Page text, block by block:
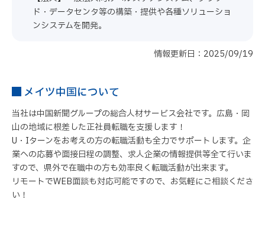
ド・データセンタ等の構築・提供や各種ソリューショ
ンシステムを開発。
情報更新日：2025/09/19
メイツ中国について
当社は中国新聞グループの総合人材サービス会社です。広島・岡
山の地域に根差した正社員転職を支援します！
U・Iターンをお考えの方の転職活動も全力でサポートします。企
業への応募や面接日程の調整、求人企業の情報提供等全て行いま
すので、県外で在職中の方も効率良く転職活動が出来ます。
リモートでWEB面談も対応可能ですので、お気軽にご相談くださ
い！